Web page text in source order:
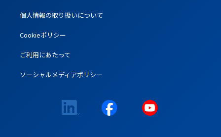
個人情報の取り扱いについて
Cookieポリシー
ご利用にあたって
ソーシャルメディアポリシー